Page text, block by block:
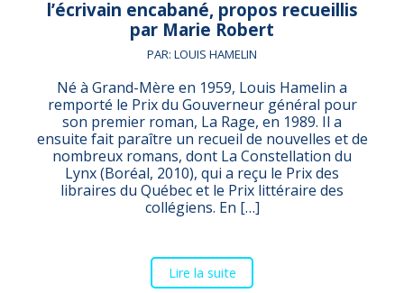
l’écrivain encabané, propos recueillis
par Marie Robert
PAR: LOUIS HAMELIN
Né à Grand-Mère en 1959, Louis Hamelin a
remporté le Prix du Gouverneur général pour
son premier roman, La Rage, en 1989. Il a
ensuite fait paraître un recueil de nouvelles et de
nombreux romans, dont La Constellation du
Lynx (Boréal, 2010), qui a reçu le Prix des
libraires du Québec et le Prix littéraire des
collégiens. En […]
Lire la suite